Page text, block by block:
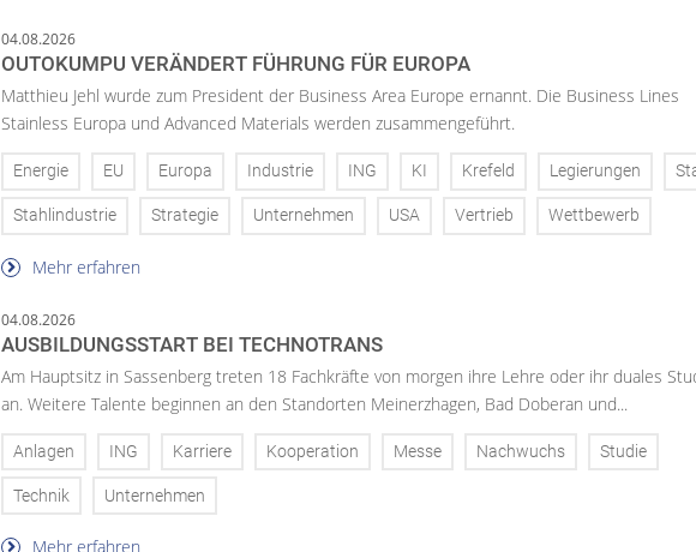
04.08.2026
OUTOKUMPU VERÄNDERT FÜHRUNG FÜR EUROPA
Matthieu Jehl wurde zum President der Business Area Europe ernannt. Die Business Lines
Stainless Europa und Advanced Materials werden zusammengeführt.
Energie EU Europa Industrie ING KI Krefeld Legierungen
Stahlindustrie Strategie Unternehmen USA Vertrieb Wettbewerb
Mehr erfahren
04.08.2026
AUSBILDUNGSSTART BEI TECHNOTRANS
Am Hauptsitz in Sassenberg treten 18 Fachkräfte von morgen ihre Lehre oder ihr duales
an. Weitere Talente beginnen an den Standorten Meinerzhagen, Bad Doberan und...
Anlagen ING Karriere Kooperation Messe Nachwuchs Studie
Technik Unternehmen
Mehr erfahren